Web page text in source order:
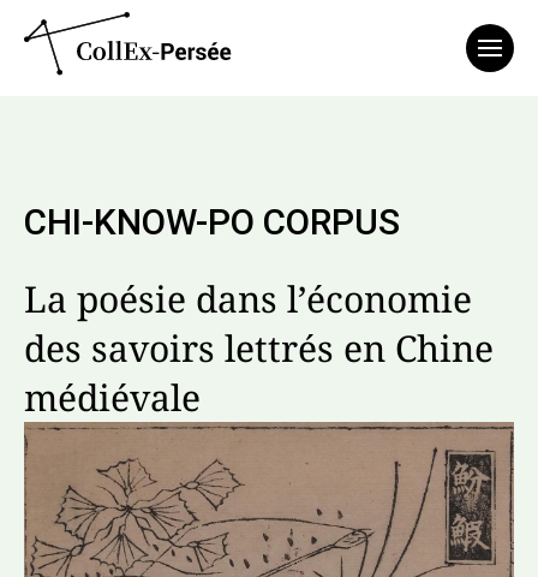
CHI-KNOW-PO CORPUS
La poésie dans l’économie
des savoirs lettrés en Chine
médiévale